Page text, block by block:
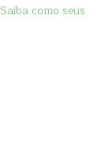
Saiba como seus